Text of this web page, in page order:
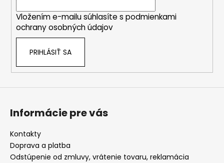
Vložením e-mailu súhlasíte s podmienkami
ochrany osobných údajov
PRIHLÁSIŤ SA
Informácie pre vás
Kontakty
Doprava a platba
Odstúpenie od zmluvy, vrátenie tovaru, reklamácia